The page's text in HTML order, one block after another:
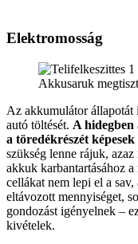
Elektromosság
Akkusaruk
Az akkumulátor állapotát
autó töltését. A hidegben
a töredékrészét
szükség lenne rájuk,
akkuk karbantartásához
cellákat nem lepi el a
eltávozott mennyiséget,
gondozást igényelnek –
kivételek.